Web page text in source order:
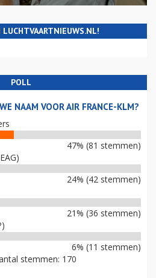
LUCHTVAARTNIEUWS.NL!
POLL
NAAM VOOR AIR FRANCE-KLM?
47% (81 stemmen)
24% (42 stemmen)
21% (36 stemmen)
6% (11 stemmen)
stemmen: 170